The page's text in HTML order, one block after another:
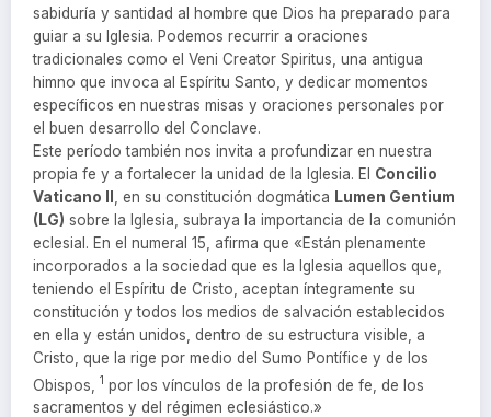
sabiduría y santidad al hombre que Dios ha preparado para
guiar a su Iglesia. Podemos recurrir a oraciones
tradicionales como el Veni Creator Spiritus, una antigua
himno que invoca al Espíritu Santo, y dedicar momentos
específicos en nuestras misas y oraciones personales por
el buen desarrollo del Conclave.
Este período también nos invita a profundizar en nuestra
propia fe y a fortalecer la unidad de la Iglesia. El Concilio
Vaticano II , en su constitución dogmática Lumen Gentium
(LG) sobre la Iglesia, subraya la importancia de la comunión
eclesial. En el numeral 15, afirma que «Están plenamente
incorporados a la sociedad que es la Iglesia aquellos que,
teniendo el Espíritu de Cristo, aceptan íntegramente su
constitución y todos los medios de salvación establecidos
en ella y están unidos, dentro de su estructura visible, a
Cristo, que la rige por medio del Sumo Pontífice y de los
Obispos,
1 por los vínculos de la profesión de fe, de los
sacramentos y del régimen eclesiástico.»